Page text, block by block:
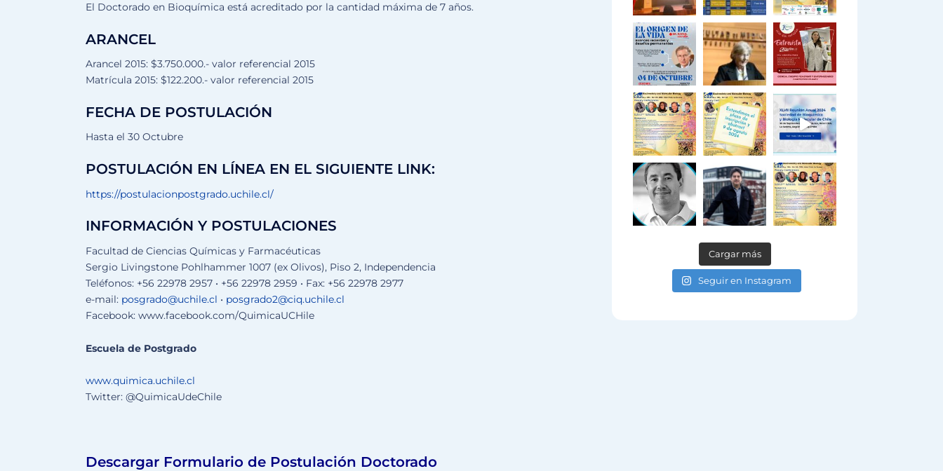
El Doctorado en Bioquímica está acreditado por la cantidad máxima de 7 años.
ARANCEL
Arancel 2015: $3.750.000.- valor referencial 2015
Matrícula 2015: $122.200.- valor referencial 2015
FECHA DE POSTULACIÓN
Hasta el 30 Octubre
POSTULACIÓN EN LÍNEA EN EL SIGUIENTE LINK:
https://postulacionpostgrado.uchile.cl/
INFORMACIÓN Y POSTULACIONES
Facultad de Ciencias Químicas y Farmacéuticas
Sergio Livingstone Pohlhammer 1007 (ex Olivos), Piso 2, Independencia
Teléfonos: +56 22978 2957 • +56 22978 2959 • Fax: +56 22978 2977
e-mail: posgrado@uchile.cl • posgrado2@ciq.uchile.cl
Facebook: www.facebook.com/QuimicaUCHile
Escuela de Postgrado
www.quimica.uchile.cl
Twitter: @QuimicaUdeChile
Descargar Formulario de Postulación Doctorado
Cargar más
Seguir en Instagram